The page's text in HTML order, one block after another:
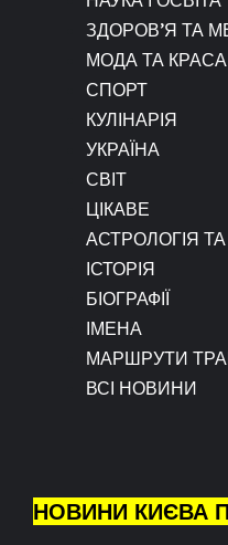
ЗДОРОВ’Я ТА
МОДА ТА КРАСА
СПОРТ
КУЛІНАРІЯ
УКРАЇНА
СВІТ
ЦІКАВЕ
АСТРОЛОГІЯ
ІСТОРІЯ
БІОГРАФІЇ
ІМЕНА
МАРШРУТИ
ВСІ НОВИНИ
НОВИНИ КИЄВА